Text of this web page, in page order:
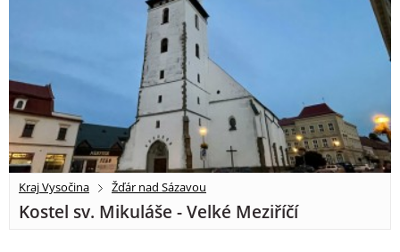
Kraj Vysočina Žďár nad Sázavou
Kostel sv. Mikuláše - Velké Meziříčí